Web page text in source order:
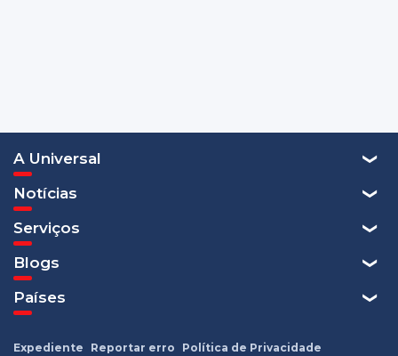
A Universal
Notícias
Serviços
Blogs
Países
Expediente Reportar erro Política de Privacidade